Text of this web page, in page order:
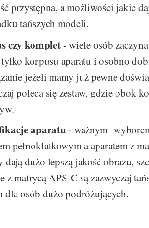
przystępna, a możliwości jakie
tańszych modeli.
czy komplet- wiele osób
korpusu aparatu i osobno
jeżeli mamy już pewne
poleca się zestaw, gdzie obok
aparatu- ważnym
pełnoklatkowym a aparatem z
dają dużo lepszą jakość obrazu,
z matrycą APS-C są zazwyczaj
dla osób dużo podróżujących.